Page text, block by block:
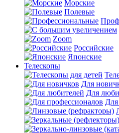
Морские
Полевые
Zoom
Российские
Японские
Телескопы
Для
Для